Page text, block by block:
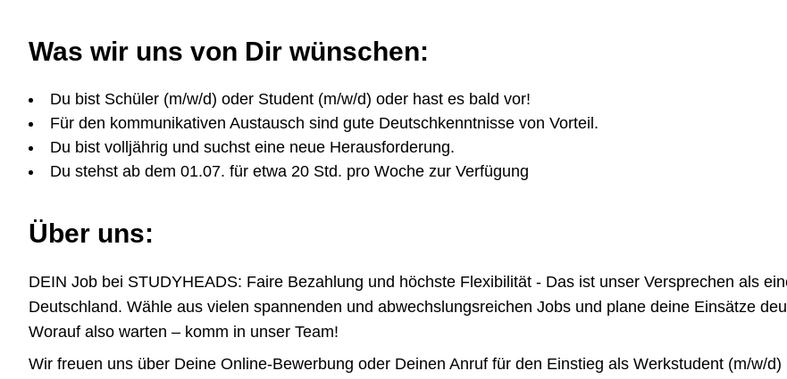
Was wir uns von Dir wünschen:
Du bist Schüler (m/w/d) oder Student (m/w/d) oder hast es bald vor!
Für den kommunikativen Austausch sind gute Deutschkenntnisse von Vorteil.
Du bist volljährig und suchst eine neue Herausforderung.
Du stehst ab dem 01.07. für etwa 20 Std. pro Woche zur Verfügung
Über uns:
DEIN Job bei STUDYHEADS: Faire Bezahlung und höchste Flexibilität - Das ist unser Versprechen als
Deutschland. Wähle aus vielen spannenden und abwechslungsreichen Jobs und plane deine Einsätze
Worauf also warten – komm in unser Team!
Wir freuen uns über Deine Online-Bewerbung oder Deinen Anruf für den Einstieg als Werkstudent (m/w/